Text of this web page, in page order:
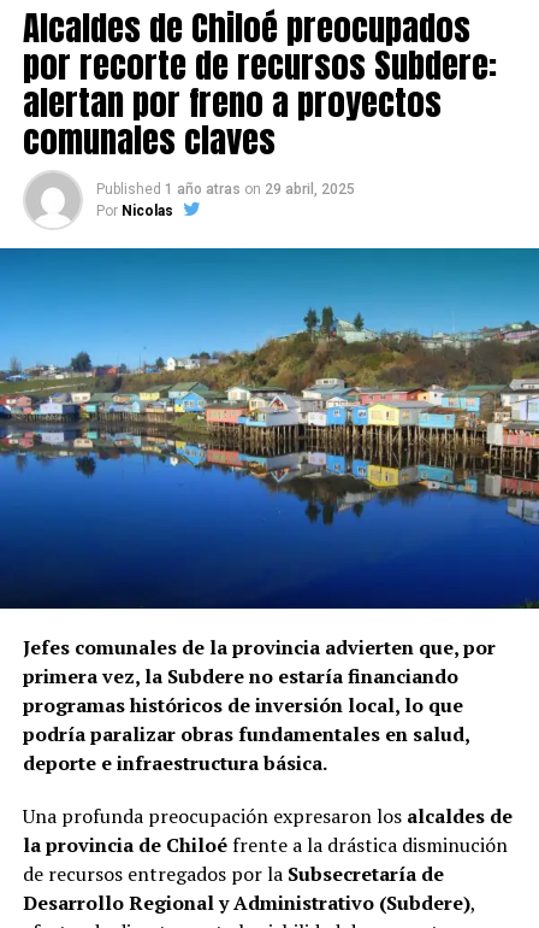
Alcaldes de Chiloé preocupados
por recorte de recursos Subdere:
alertan por freno a proyectos
comunales claves
Published 1 año atras on 29 abril, 2025
Por Nicolas
Jefes comunales de la provincia advierten que, por
primera vez, la Subdere no estaría financiando
programas históricos de inversión local, lo que
podría paralizar obras fundamentales en salud,
deporte e infraestructura básica.
Una profunda preocupación expresaron los alcaldes de
la provincia de Chiloéfrente a la drástica disminución
de recursos entregados por la Subsecretaría de
Desarrollo Regional y Administrativo (Subdere),